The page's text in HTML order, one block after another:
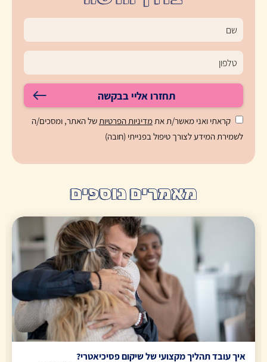
תחזרו אליי בבקשה
קראתי ואני מאשר/ת אתמדיניות הפרטיותשל האתר, ומסכים/ה
לשמירת המידע לצורך טיפול בפנייתי (חובה)
מאמרים נוספים
איך עובד תהליך מקצועי של שיקום פסיכיאטרי?